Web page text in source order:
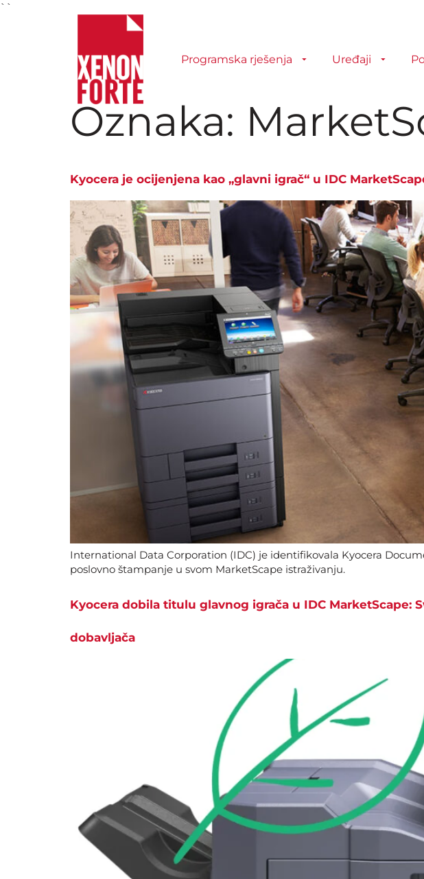
``
Programska rješenja Uređaji
Oznaka:
Kyocera je ocijenjena kao „glavni igrač“ u IDC
International Data Corporation (IDC) je identifikovala Kyocera
poslovno štampanje u svom MarketScape istraživanju.
Kyocera dobila titulu glavnog igrača u IDC MarketScape:
dobavljača